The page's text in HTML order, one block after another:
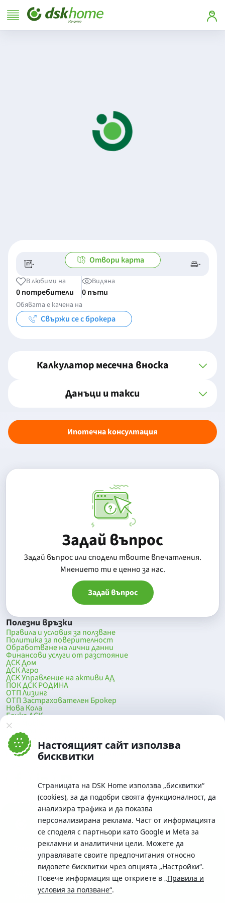
Настоящият сайт използва
бисквитки
Страницата на DSK Home използва „бисквитки“
(cookies), за да подобри своята функционалност, да
анализира трафика и да показва
персонализирана реклама. Част от информацията
се споделя с партньори като Google и Meta за
рекламни и аналитични цели. Можете да
управлявате своите предпочитания относно
видовете бисквитки чрез опцията „Настройки“.
Повече информация ще откриете в „Правила и
условия за ползване“.
- -/- -
Отвори карта
В любими на
0 потребители
Видяна
0 пъти
Обявата е качена на
Свържи се с брокера
Калкулатор месечна вноска
Данъци и такси
Ипотечна консултация
Задай въпрос
Задай въпрос или сподели твоите впечатления.
Mнението ти е ценно за нас.
Задай въпрос
Полезни връзки
Правила и условия за ползване
Политика за поверителност
Обработване на лични данни
Финансови услуги от разстояние
ДСК Дом
ДСК Агро
ДСК Управление на активи АД
ПОК ДСК РОДИНА
ОТП Лизинг
ОТП Застрахователен Брокер
Нова Кола
Банка ДСК
DSK Mobile
Оферти за продажба от Банка ДСК
Клонова мрежа и банкомати
До началото на страницата
Телефон:
0700 10 375 / *2375
Московска No.19 / ул. Г. Бенковски No. 5, София 1036
SWIFT/BIC: